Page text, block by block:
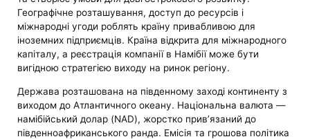
Географічне розташування, доступ до ресурсів і
міжнародні угоди роблять країну привабливою для
іноземних підприємців. Країна відкрита для міжнародного
капіталу, а реєстрація компанії в Намібії може бути
вигідною стратегією виходу на ринок регіону.
Держава розташована на південному заході континенту з
виходом до Атлантичного океану. Національна валюта —
намібійський долар (NAD), жорстко прив’язаний до
південноафриканського ранда. Емісія та грошова політика